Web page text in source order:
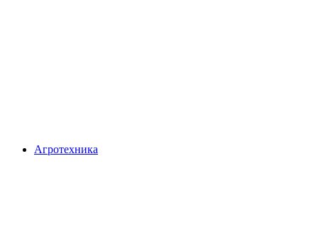
Агротехника